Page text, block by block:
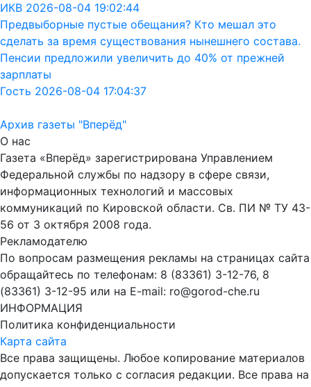
ИКВ 2026-08-04 19:02:44
Предвыборные пустые обещания? Кто мешал это
сделать за время существования нынешнего состава.
Пенсии предложили увеличить до 40% от прежней
зарплаты
Гость 2026-08-04 17:04:37
Архив газеты "Вперёд"
О нас
Газета «Вперёд» зарегистрирована Управлением
Федеральной службы по надзору в сфере связи,
информационных технологий и массовых
коммуникаций по Кировской области. Св. ПИ № ТУ 43-
56 от 3 октября 2008 года.
Рекламодателю
По вопросам размещения рекламы на страницах сайта
обращайтесь по телефонам: 8 (83361) 3-12-76, 8
(83361) 3-12-95 или на E-mail: ro@gorod-che.ru
ИНФОРМАЦИЯ
Политика конфиденциальности
Карта сайта
Все права защищены. Любое копирование материалов
допускается только с согласия редакции. Все права на